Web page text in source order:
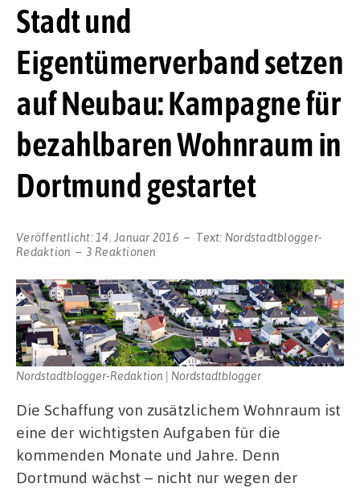
Stadt und
Eigentümerverband setzen
auf Neubau: Kampagne für
bezahlbaren Wohnraum in
Dortmund gestartet
Veröffentlicht: 14. Januar 2016 Text: Nordstadtblogger-
Redaktion
3 Reaktionen
Nordstadtblogger-Redaktion | Nordstadtblogger
Die Schaffung von zusätzlichem Wohnraum ist
eine der wichtigsten Aufgaben für die
kommenden Monate und Jahre. Denn
Dortmund wächst – nicht nur wegen der